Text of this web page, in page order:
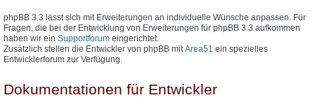
phpBB 3.3 lässt sich mit Erweiterungen an individuelle Wünsche anpassen. Für
Fragen, die bei der Entwicklung von Erweiterungen für phpBB 3.3 aufkommen
haben wir ein Supportforum eingerichtet.
Zusätzlich stellen die Entwickler von phpBB mit Area51 ein spezielles
Entwicklerforum zur Verfügung.
Dokumentationen für Entwickler